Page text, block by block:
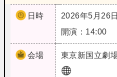
日時
2026年5月26
開演：14:00
会場 東京新国立劇